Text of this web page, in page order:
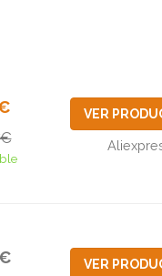
VER
VER